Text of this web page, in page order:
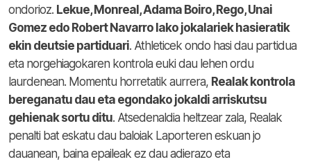
ondorioz. Lekue, Monreal, Adama Boiro, Rego, Unai
Gomez edo Robert Navarro lako jokalariek hasieratik
ekin deutsie partiduari. Athleticek ondo hasi dau partidua
eta norgehiagokaren kontrola euki dau lehen ordu
laurdenean. Momentu horretatik aurrera, Realak kontrola
bereganatu dau eta egondako jokaldi arriskutsu
gehienak sortu ditu. Atsedenaldia heltzear zala, Realak
penalti bat eskatu dau baloiak Laporteren eskuan jo
dauanean, baina epaileak ez dau adierazo eta